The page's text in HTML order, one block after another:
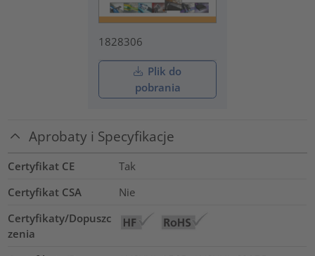
1828306
Plik do
pobrania
Aprobaty i Specyfikacje
Certyfikat CE
Tak
Certyfikat CSA
Nie
Certyfikaty/Dopuszc
zenia